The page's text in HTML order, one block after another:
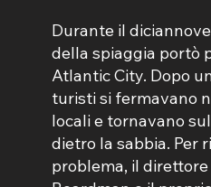
Durante il
della spiaggia portò
Atlantic City. Dopo
turisti si fermavano
locali e tornavano
dietro la sabbia. Per
problema, il